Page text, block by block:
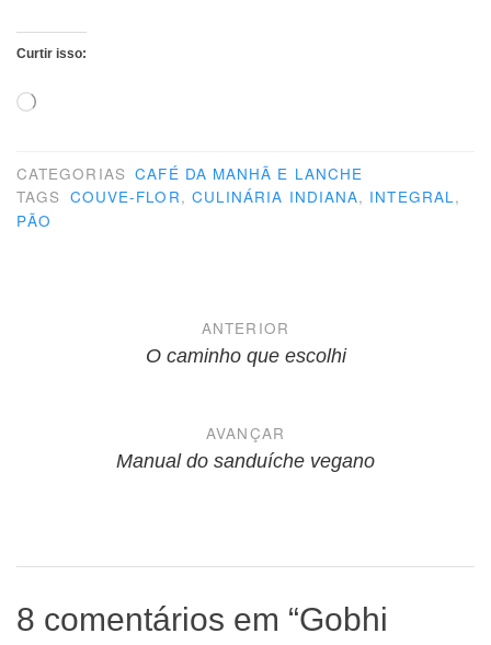
Curtir isso:
Carregando...
CATEGORIAS CAFÉ DA MANHÃ E LANCHE
TAGS COUVE-FLOR, CULINÁRIA INDIANA, INTEGRAL,
PÃO
NavegaçãoANTERIOR
O caminho que escolhi
AVANÇAR
Manual do sanduíche vegano
8 comentários em “Gobhi